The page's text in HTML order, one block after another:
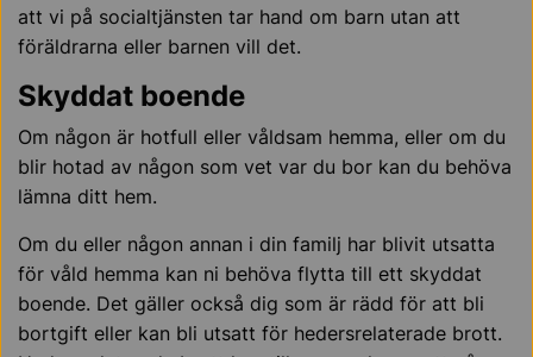
att vi på socialtjänsten tar hand om barn utan att
föräldrarna eller barnen vill det.
Skyddat boende
Om någon är hotfull eller våldsam hemma, eller om du
blir hotad av någon som vet var du bor kan du behöva
lämna ditt hem.
Om du eller någon annan i din familj har blivit utsatta
för våld hemma kan ni behöva flytta till ett skyddat
boende. Det gäller också dig som är rädd för att bli
bortgift eller kan bli utsatt för hedersrelaterade brott.